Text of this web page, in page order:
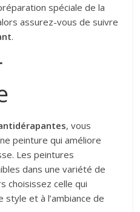
spéciale de la
assurez-vous de suivre
.
, vous
peinture qui améliore
Les peintures
dans une variété de
choisissez celle qui
et à l’ambiance de